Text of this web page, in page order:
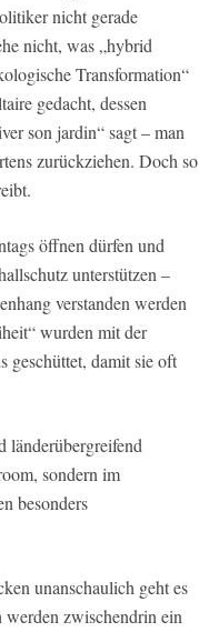
nicht gerade
nicht, was „hybrid
Transformation“
gedacht, dessen
son jardin“ sagt – man
zurückziehen. Doch so
öffnen dürfen und
unterstützen –
verstanden werden
wurden mit der
geschüttet, damit sie oft
länderübergreifend
sondern im
besonders
unanschaulich geht es
zwischendrin ein